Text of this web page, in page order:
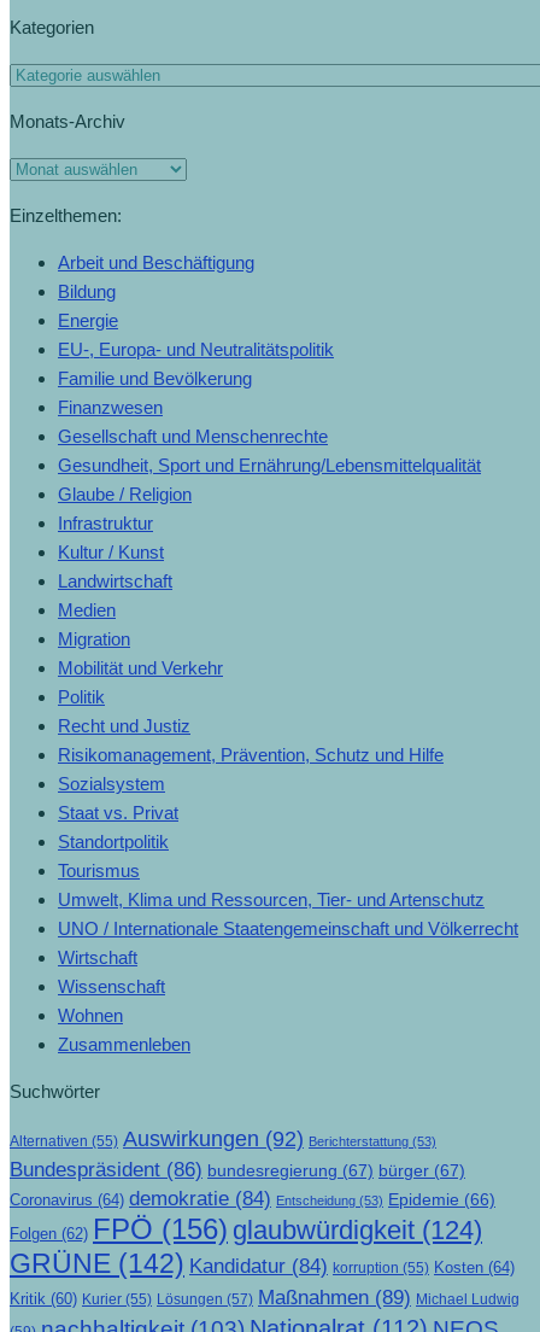
Kategorien
Monats-Archiv
Einzelthemen:
Arbeit und Beschäftigung
Bildung
Energie
EU-, Europa- und Neutralitätspolitik
Familie und Bevölkerung
Finanzwesen
Gesellschaft und Menschenrechte
Gesundheit, Sport und Ernährung/Lebensmittelqualität
Glaube / Religion
Infrastruktur
Kultur / Kunst
Landwirtschaft
Medien
Migration
Mobilität und Verkehr
Politik
Recht und Justiz
Risikomanagement, Prävention, Schutz und Hilfe
Sozialsystem
Staat vs. Privat
Standortpolitik
Tourismus
Umwelt, Klima und Ressourcen, Tier- und Artenschutz
UNO / Internationale Staatengemeinschaft und Völkerrecht
Wirtschaft
Wissenschaft
Wohnen
Zusammenleben
Suchwörter
Alternativen (55) Auswirkungen (92) Berichterstattung (53)
Bundespräsident (86) bundesregierung (67) bürger (67)
Coronavirus (64) demokratie (84) Entscheidung (53) Epidemie (66)
Folgen (62) FPÖ (156) glaubwürdigkeit (124)
GRÜNE (142) Kandidatur (84) korruption (55) Kosten (64)
Kritik (60) Kurier (55) Lösungen (57) Maßnahmen (89) Michael Ludwig